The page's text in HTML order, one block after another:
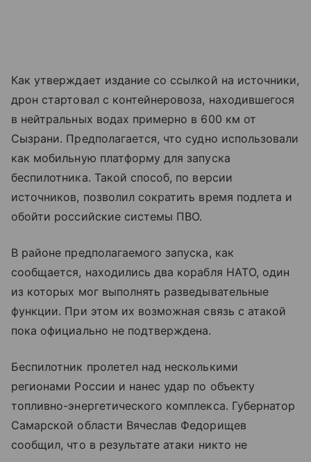
Как утверждает издание со ссылкой на источники,
дрон стартовал с контейнеровоза, находившегося
в нейтральных водах примерно в 600 км от
Сызрани. Предполагается, что судно использовали
как мобильную платформу для запуска
беспилотника. Такой способ, по версии
источников, позволил сократить время подлета и
обойти российские системы ПВО.
В районе предполагаемого запуска, как
сообщается, находились два корабля НАТО, один
из которых мог выполнять разведывательные
функции. При этом их возможная связь с атакой
пока официально не подтверждена.
Беспилотник пролетел над несколькими
регионами России и нанес удар по объекту
топливно-энергетического комплекса. Губернатор
Самарской области Вячеслав Федорищев
сообщил, что в результате атаки никто не